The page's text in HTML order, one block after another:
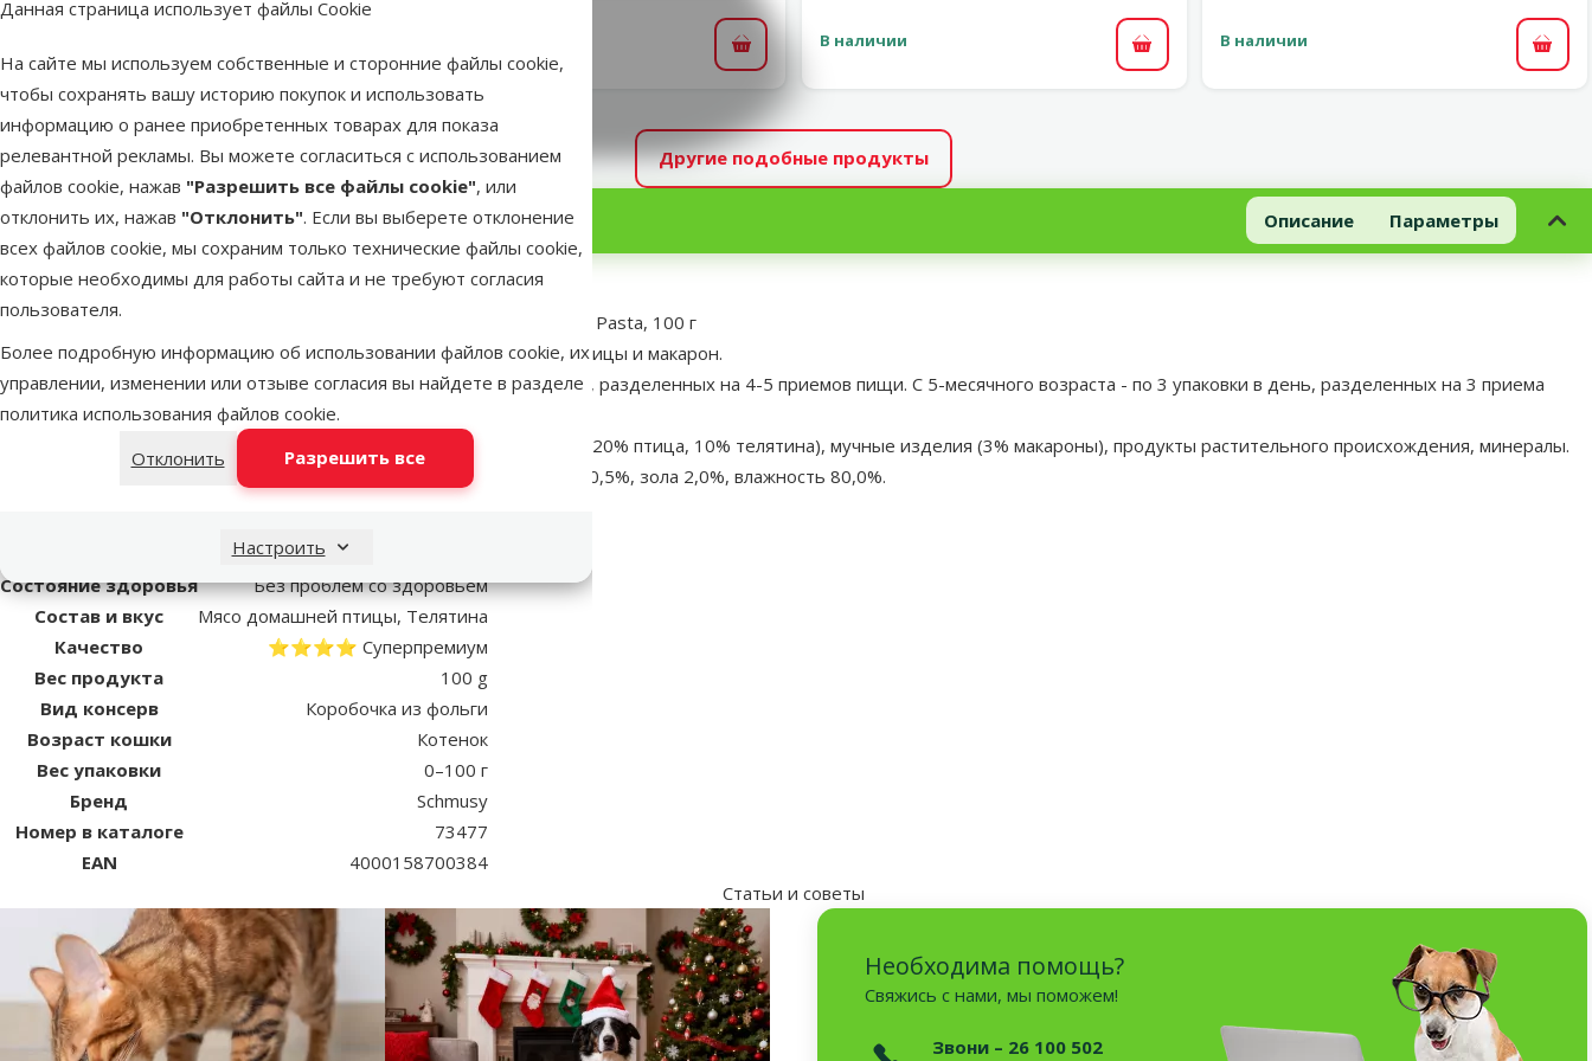
Данная страница использует файлы Cookie
На сайте мы используем собственные и сторонние файлы cookie,
чтобы сохранять вашу историю покупок и использовать
информацию о ранее приобретенных товарах для показа
релевантной рекламы. Вы можете согласиться с использованием
файлов cookie, нажав "Разрешить все файлы cookie", или
отклонить их, нажав "Отклонить". Если вы выберете отклонение
всех файлов cookie, мы сохраним только технические файлы cookie,
которые необходимы для работы сайта и не требуют согласия
пользователя.
Более подробную информацию об использовании файлов cookie, их
управлении, изменении или отзыве согласия вы найдете в разделе
политика использования файлов cookie.
Отклонить
Разрешить все
Настроить
В корзину
В наличии
В корзину
В наличии
В
Другие подобные продукты
Консервы для котят -
Schmusy Nature Menu Pate
Junior с телятиной, курицей
и макаронами, 100 г
Описание Параметры
superzoo.product.detail.content
Консервы для котят - Schmusy Nature Menu Pate Junior Kalb, Huhn and Pasta, 100 г
Полноценный корм для котят - консервы из телятины, домашней птицы и макарон.
Инструкции по кормлению: Первые 4 месяца по 1-3 упаковки в день, разделенных на 4-5 приемов пищи. С 5-месячного возраста - по 3 упаковки в день, разделенных на 3 приема
пищи.
Состав: Мясо и субпродукты животного происхождения 80% (из них 20% птица, 10% телятина), мучные изделия (3% макароны), продукты растительного происхождения, минералы.
Аналитический состав: Сырой протеин 11,0%, жиры 6,0%, клетчатка 0,5%, зола 2,0%, влажность 80,0%.
Состояние здоровья
Без проблем со здоровьем
Состав и вкус
Мясо домашней птицы, Телятина
Качество
⭐⭐⭐⭐ Суперпремиум
Вес продукта
100 g
Вид консерв
Коробочка из фольги
Возраст кошки
Котенок
Вес упаковки
0–100 г
Бренд
Schmusy
Номер в каталоге
73477
EAN
4000158700384
Статьи и советы
Необходима помощь?
Свяжись с нами, мы поможем!
Звони – 26 100 502